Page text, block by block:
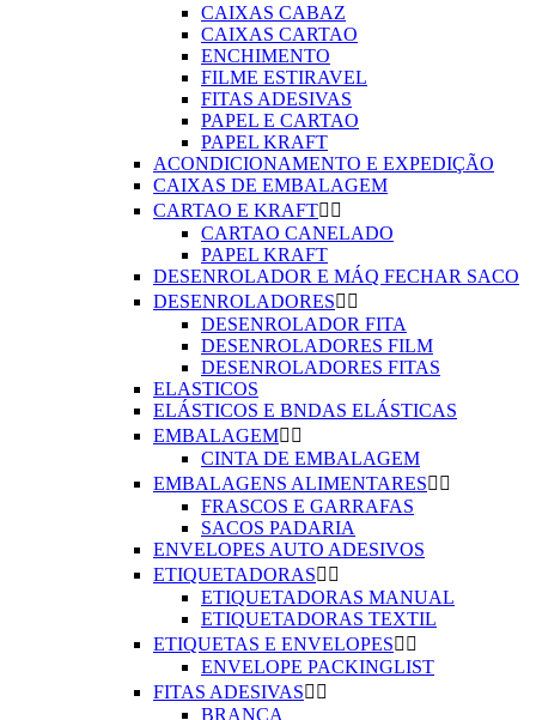
CAIXAS CABAZ
CAIXAS CARTAO
ENCHIMENTO
FILME ESTIRAVEL
FITAS ADESIVAS
PAPEL E CARTAO
PAPEL KRAFT
ACONDICIONAMENTO E EXPEDIÇÃO
CAIXAS DE EMBALAGEM
CARTAO E KRAFT 
CARTAO CANELADO
PAPEL KRAFT
DESENROLADOR E MÁQ FECHAR SACO
DESENROLADORES 
DESENROLADOR FITA
DESENROLADORES FILM
DESENROLADORES FITAS
ELASTICOS
ELÁSTICOS E BNDAS ELÁSTICAS
EMBALAGEM 
CINTA DE EMBALAGEM
EMBALAGENS ALIMENTARES 
FRASCOS E GARRAFAS
SACOS PADARIA
ENVELOPES AUTO ADESIVOS
ETIQUETADORAS 
ETIQUETADORAS MANUAL
ETIQUETADORAS TEXTIL
ETIQUETAS E ENVELOPES 
ENVELOPE PACKINGLIST
FITAS ADESIVAS 
BRANCA